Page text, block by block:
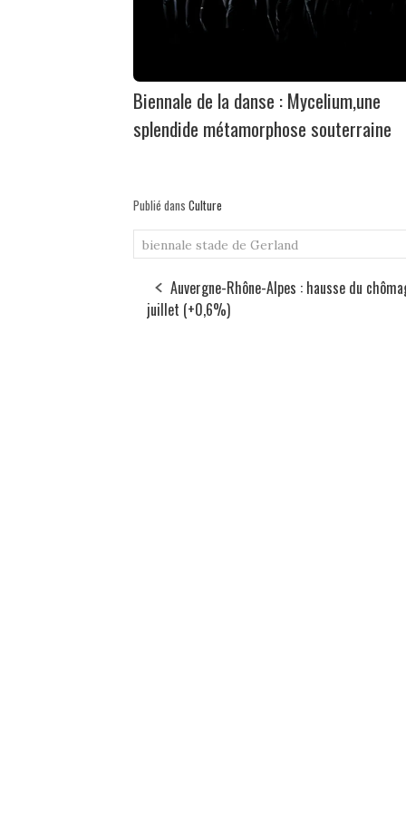
Biennale de la danse : Mycelium,une
splendide métamorphose souterraine
Publié dans Culture
biennale stade de Gerland
Auvergne-Rhône-Alpes : hausse du
juillet (+0,6%)